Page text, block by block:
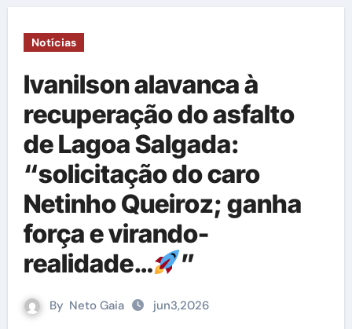
Notícias
Ivanilson alavanca à
recuperação do asfalto
de Lagoa Salgada:
“solicitação do caro
Netinho Queiroz; ganha
força e virando-
realidade…
”
By Neto Gaia jun3,2026